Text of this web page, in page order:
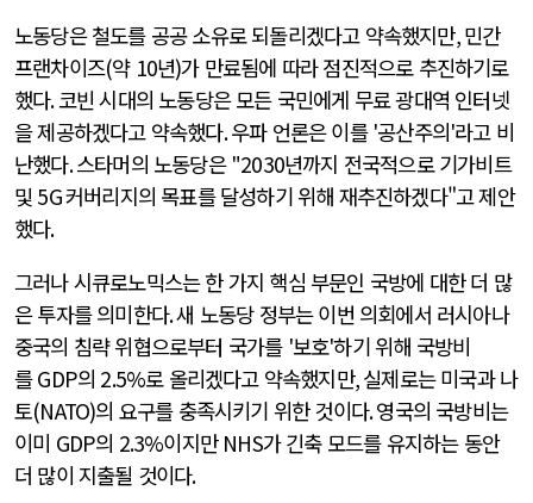
노동당은 철도를 공공 소유로 되돌리겠다고 약속했지만,민간
프랜차이즈(약 10년)가 만료됨에 따라 점진적으로 추진하기로
했다.코빈 시대의 노동당은 모든 국민에게 무료 광대역 인터넷
을 제공하겠다고 약속했다.우파 언론은 이를 '공산주의'라고 비
난했다.스타머의 노동당은 "2030년까지 전국적으로 기가비트
및 5G커버리지의 목표를 달성하기 위해 재추진하겠다"고 제안
했다.
그러나 시큐로노믹스는 한 가지 핵심 부문인 국방에 대한 더 많
은 투자를 의미한다.새 노동당 정부는 이번 의회에서 러시아나
중국의 침략 위협으로부터 국가를 '보호'하기 위해 국방비
를GDP의 2.5%로 올리겠다고 약속했지만,실제로는 미국과 나
토(NATO)의 요구를 충족시키기 위한 것이다.영국의 국방비는
이미 GDP의 2.3%이지만 NHS가 긴축 모드를 유지하는 동안
더 많이 지출될 것이다.